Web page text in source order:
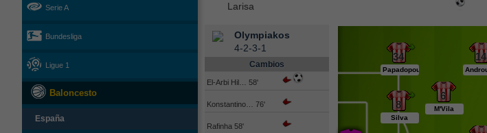
Serie A
Bundesliga
Ligue 1
Baloncesto
España
Larisa
Olympiakos
4-2-3-1
Cambios
El-Arbi Hil… 58'
Konstantino… 76'
Rafinha 58'
34
Papadopoulos
14
6
M'Vila
8
Silva